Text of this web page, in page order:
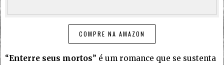
COMPRE NA AMAZON
“Enterre seus mortos” é um romance que se sustenta